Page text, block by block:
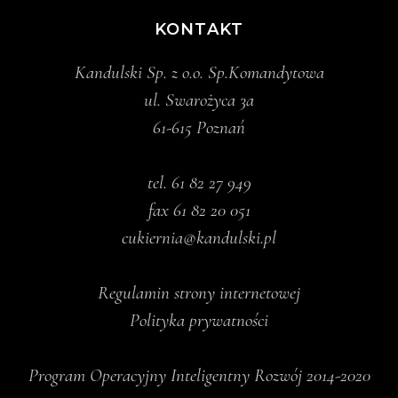
KONTAKT
Kandulski Sp. z o.o. Sp.Komandytowa
ul. Swarożyca 3a
61-615 Poznań
tel. 61 82 27 949
fax 61 82 20 051
cukiernia@kandulski.pl
Regulamin strony internetowej
Polityka prywatności
Program Operacyjny Inteligentny Rozwój 2014-2020